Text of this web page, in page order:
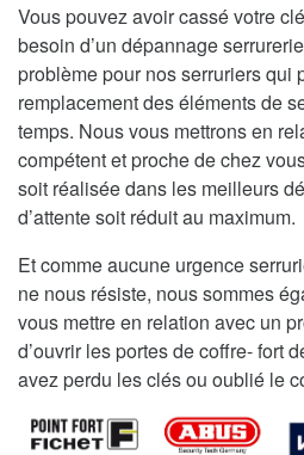
Vous pouvez avoir cassé votre
besoin d’un dépannage
problème pour nos serruriers qui
remplacement des éléments de
temps. Nous vous mettrons en
compétent et proche de chez
soit réalisée dans les meilleurs
d’attente soit réduit au maximum.
Et comme aucune urgence
ne nous résiste, nous sommes
vous mettre en relation avec un
d’ouvrir les portes de coffre- fort
avez perdu les clés ou oublié le